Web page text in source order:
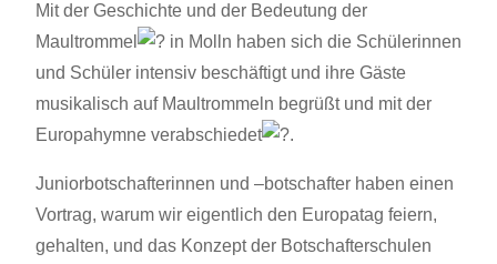
Mitder Geschichte und der Bedeutung der
Maultrommel
in Molln haben sich die Schülerinnen
und Schüler intensiv beschäftigt und ihre Gäste
musikalisch auf Maultrommeln begrüßt und mit der
Europahymne verabschiedet
.
Juniorbotschafterinnen und –botschafter haben einen
Vortrag, warum wir eigentlich den Europatag feiern,
gehalten, und das Konzept der Botschafterschulen